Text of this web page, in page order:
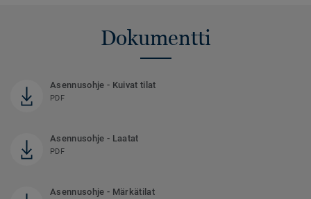
Dokumentti
Asennusohje - Kuivat tilat
PDF
Asennusohje - Laatat
PDF
Asennusohje - Märkätilat